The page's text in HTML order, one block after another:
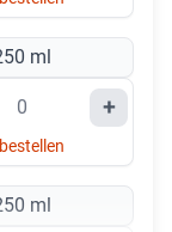
ml
+
ml